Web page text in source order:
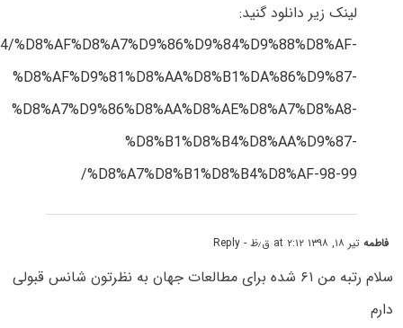
لینک زیر دانلود گنید:
%D8%AF%D9%81%D8%AA%D8%B1%DA%86%D9%87-
%D8%A7%D9%86%D8%AA%D8%AE%D8%A7%D8%A8-
%D8%B1%D8%B4%D8%AA%D9%87-
%D8%A7%D8%B1%D8%B4%D8%AF-98-99/
فاطمهتیر ۱۸, ۱۳۹۸ at ۲:۱۲ ق٫ظ - Reply
سلام رتبه من ۶۱ شده برای مطالعات جهان به نظرتون شانس قبولی
دارم